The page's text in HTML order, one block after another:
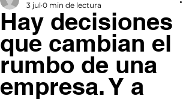
Hay decisiones
que cambian el
rumbo de una
empresa. Y a
3 jul 0 min de lectura